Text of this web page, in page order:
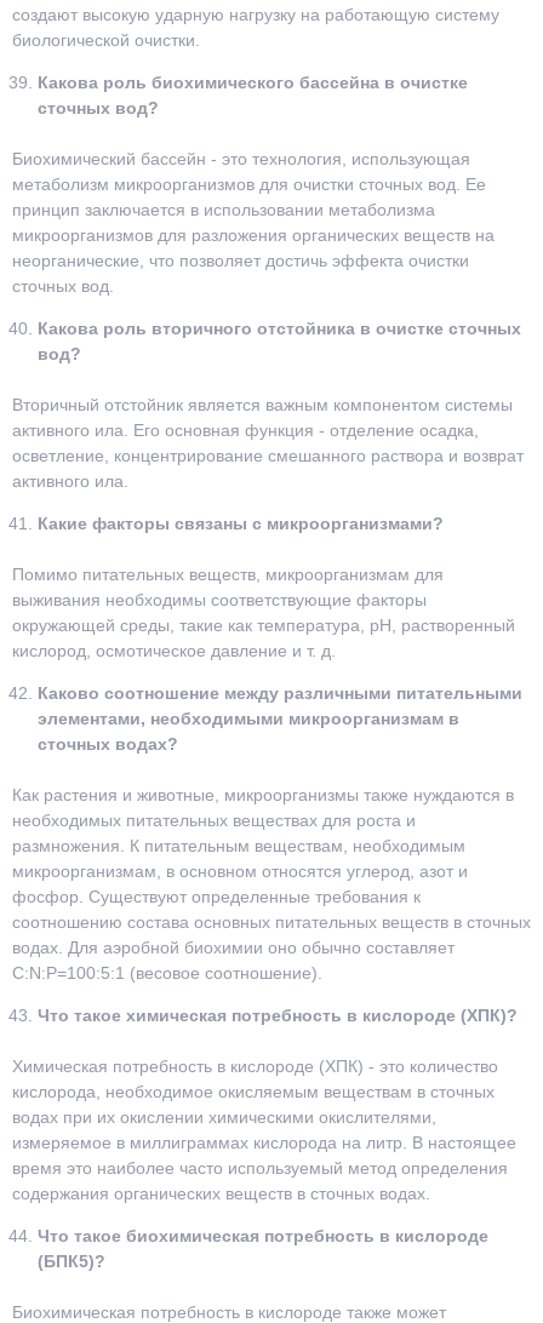
создают высокую ударную нагрузку на работающую систему
биологической очистки.
Какова роль биохимического бассейна в очистке
сточных вод?
Биохимический бассейн - это технология, использующая
метаболизм микроорганизмов для очистки сточных вод. Ее
принцип заключается в использовании метаболизма
микроорганизмов для разложения органических веществ на
неорганические, что позволяет достичь эффекта очистки
сточных вод.
Какова роль вторичного отстойника в очистке сточных
вод?
Вторичный отстойник является важным компонентом системы
активного ила. Его основная функция - отделение осадка,
осветление, концентрирование смешанного раствора и возврат
активного ила.
Какие факторы связаны с микроорганизмами?
Помимо питательных веществ, микроорганизмам для
выживания необходимы соответствующие факторы
окружающей среды, такие как температура, pH, растворенный
кислород, осмотическое давление и т. д.
Каково соотношение между различными питательными
элементами, необходимыми микроорганизмам в
сточных водах?
Как растения и животные, микроорганизмы также нуждаются в
необходимых питательных веществах для роста и
размножения. К питательным веществам, необходимым
микроорганизмам, в основном относятся углерод, азот и
фосфор. Существуют определенные требования к
соотношению состава основных питательных веществ в сточных
водах. Для аэробной биохимии оно обычно составляет
C:N:P=100:5:1 (весовое соотношение).
Что такое химическая потребность в кислороде (ХПК)?
Химическая потребность в кислороде (ХПК) - это количество
кислорода, необходимое окисляемым веществам в сточных
водах при их окислении химическими окислителями,
измеряемое в миллиграммах кислорода на литр. В настоящее
время это наиболее часто используемый метод определения
содержания органических веществ в сточных водах.
Что такое биохимическая потребность в кислороде
(БПК5)?
Биохимическая потребность в кислороде также может